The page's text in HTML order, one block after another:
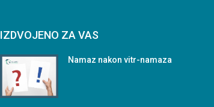
IZDVOJENO ZA VAS
Namaz nakon vitr-namaza